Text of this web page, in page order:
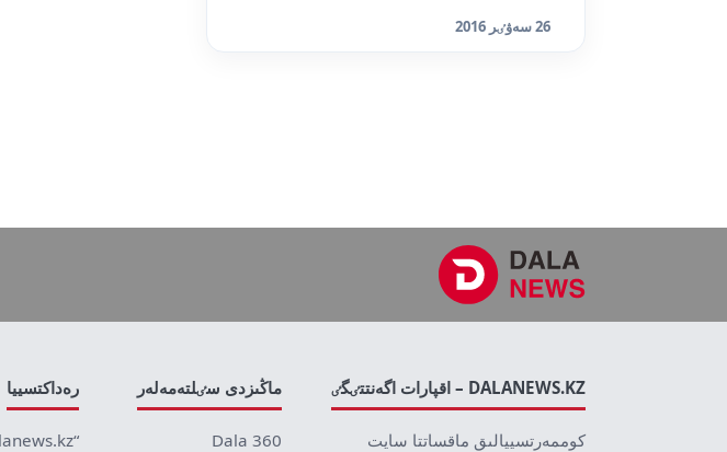
26 سەۋٸر 2016
DALANEWS.KZ – اقپارات اگەنتتٸگٸ
كوممەرتسييالىق ماقساتتا سايت
ماڭىزدى سٸلتەمەلەر
Dala 360
رەداكتسييا